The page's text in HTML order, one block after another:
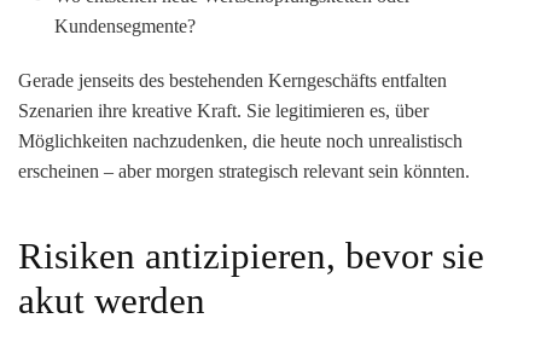
Kundensegmente?
Gerade jenseits des bestehenden Kerngeschäfts entfalten
Szenarien ihre kreative Kraft. Sie legitimieren es, über
Möglichkeiten nachzudenken, die heute noch unrealistisch
erscheinen – aber morgen strategisch relevant sein könnten.
Risiken antizipieren, bevor sie
akut werden